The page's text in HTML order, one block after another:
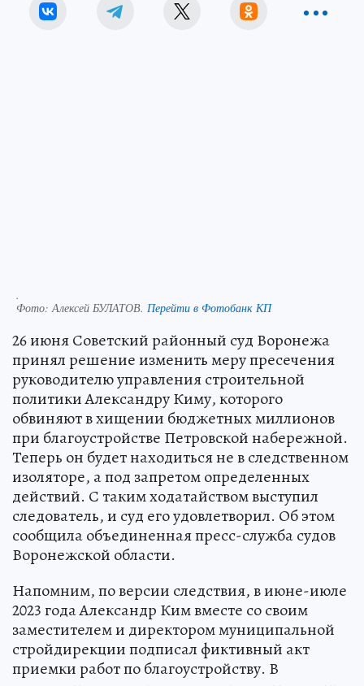
.
Фото:Алексей БУЛАТОВ. Перейти в Фотобанк КП
26 июня Советский районный суд Воронежа
принял решение изменить меру пресечения
руководителю управления строительной
политики Александру Киму, которого
обвиняют в хищении бюджетных миллионов
при благоустройстве Петровской набережной.
Теперь он будет находиться не в следственном
изоляторе, а под запретом определенных
действий. С таким ходатайством выступил
следователь, и суд его удовлетворил. Об этом
сообщила объединенная пресс-служба судов
Воронежской области.
Напомним, по версии следствия, в июне-июле
2023 года Александр Ким вместе со своим
заместителем и директором муниципальной
стройдирекции подписал фиктивный акт
приемки работ по благоустройству. В